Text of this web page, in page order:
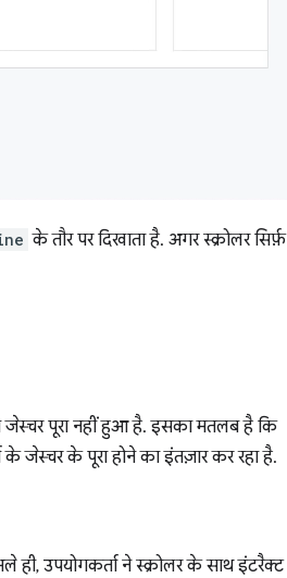
के तौर पर दिखाता है. अगर स्क्रोलर सिर्फ़
जेस्चर पूरा नहीं हुआ है. इसका मतलब है कि
जेस्चर के पूरा होने का इंतज़ार कर रहा है.
ही, उपयोगकर्ता ने स्क्रोलर के साथ इंटरैक्ट